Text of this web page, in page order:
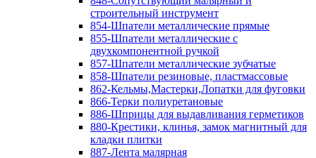
строительный инструмент
854-Шпатели металлические прямые
855-Шпатели металлические с
двухкомпонентной ручкой
857-Шпатели металлические зубчатые
858-Шпатели резиновые, пластмассовые
862-Кельмы,Мастерки,Лопатки для фуговки
866-Терки полиуретановые
886-Шприцы для выдавливания герметиков
880-Крестики, клинья, замок магнитный для
кладки плитки
887-Лента малярная